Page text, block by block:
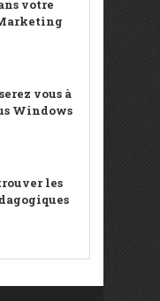
votre
vous à
Windows
les